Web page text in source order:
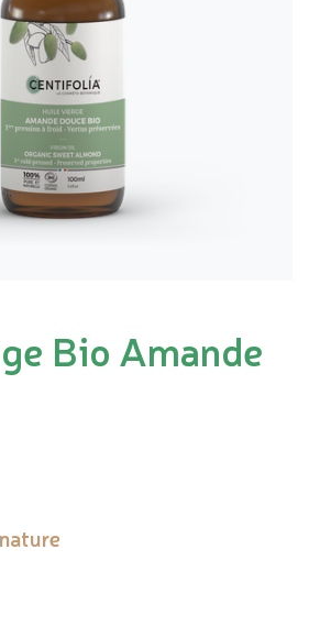
Bio Amande